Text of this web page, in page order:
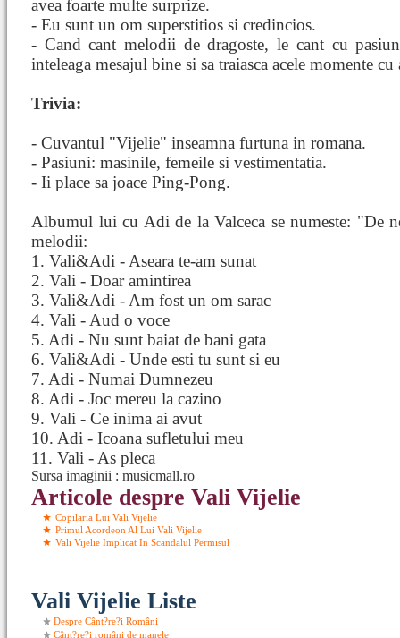
avea foarte multe surprize.
- Eu sunt un om superstitios si credincios.
- Cand cant melodii de dragoste, le cant cu
inteleaga mesajul bine si sa traiasca acele momente cu
Trivia:
- Cuvantul "Vijelie" inseamna furtuna in romana.
- Pasiuni: masinile, femeile si vestimentatia.
- Ii place sa joace Ping-Pong.
Albumul lui cu Adi de la Valceca se numeste: "De
melodii:
1. Vali&Adi - Aseara te-am sunat
2. Vali - Doar amintirea
3. Vali&Adi - Am fost un om sarac
4. Vali - Aud o voce
5. Adi - Nu sunt baiat de bani gata
6. Vali&Adi - Unde esti tu sunt si eu
7. Adi - Numai Dumnezeu
8. Adi - Joc mereu la cazino
9. Vali - Ce inima ai avut
10. Adi - Icoana sufletului meu
11. Vali - As pleca
Sursa imaginii : musicmall.ro
Articole despre Vali Vijelie
Copilaria Lui Vali Vijelie
Primul Acordeon Al Lui Vali Vijelie
Vali Vijelie Implicat In Scandalul Permisul
Vali Vijelie Liste
Despre Cânt?re?i Români
Cânt?re?i români de manele